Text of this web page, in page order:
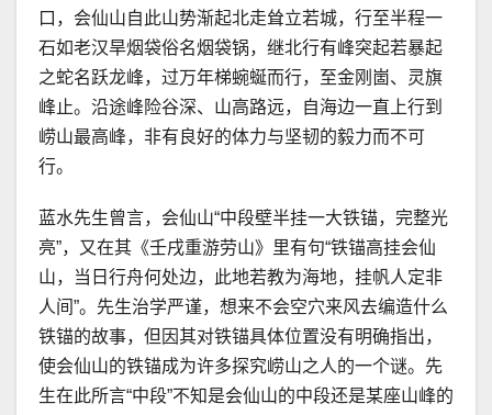
口，会仙山自此山势渐起北走耸立若城，行至半程一
石如老汉旱烟袋俗名烟袋锅，继北行有峰突起若暴起
之蛇名跃龙峰，过万年梯蜿蜒而行，至金刚崮、灵旗
峰止。沿途峰险谷深、山高路远，自海边一直上行到
崂山最高峰，非有良好的体力与坚韧的毅力而不可
行。
蓝水先生曾言，会仙山“中段壁半挂一大铁锚，完整光
亮”，又在其《壬戌重游劳山》里有句“铁锚高挂会仙
山，当日行舟何处边，此地若教为海地，挂帆人定非
人间”。先生治学严谨，想来不会空穴来风去编造什么
铁锚的故事，但因其对铁锚具体位置没有明确指出，
使会仙山的铁锚成为许多探究崂山之人的一个谜。先
生在此所言“中段”不知是会仙山的中段还是某座山峰的